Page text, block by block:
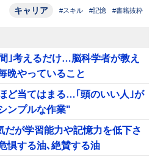
キャリア #スキル #記憶 #書籍抜粋
｣考えるだけ…脳科学者が教え
晩やっていること
ど当てはまる…｢頭のいい人｣が
ンプルな作業"
が学習能力や記憶力を低下さ
惧する油､絶賛する油